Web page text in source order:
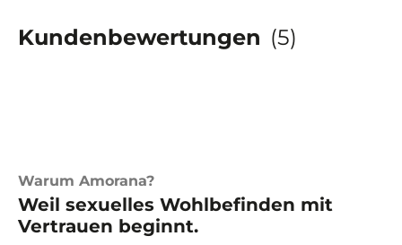
Kundenbewertungen (5)
Warum Amorana?
Weil sexuelles Wohlbefinden mit
Vertrauen beginnt.